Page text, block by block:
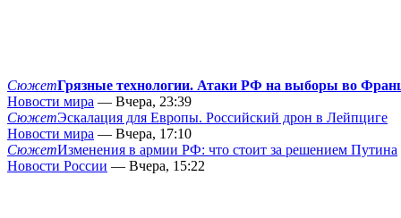
СюжетГрязные технологии. Атаки РФ на выборы во
Новости мира — Вчера, 23:39
СюжетЭскалация для Европы. Российский дрон в Лейпциге
Новости мира — Вчера, 17:10
СюжетИзменения в армии РФ: что стоит за решением Путина
Новости России — Вчера, 15:22